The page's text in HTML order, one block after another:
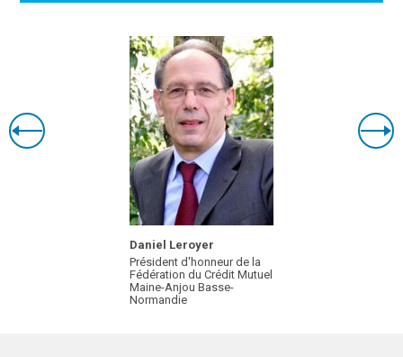
Daniel Leroyer
Président d'honneur de la
Fédération du Crédit Mutuel
Maine-Anjou Basse-
Normandie